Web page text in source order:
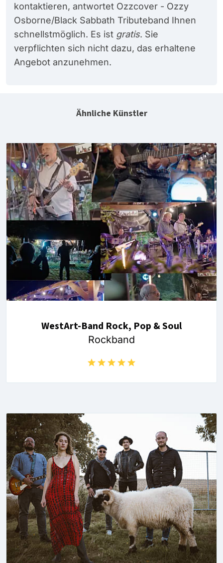
kontaktieren, antwortet Ozzcover - Ozzy
Osborne/Black Sabbath Tributeband Ihnen
schnellstmöglich. Es ist gratis. Sie
verpflichten sich nicht dazu, das erhaltene
Angebot anzunehmen.
Ähnliche Künstler
WestArt-Band Rock, Pop & Soul
Rockband